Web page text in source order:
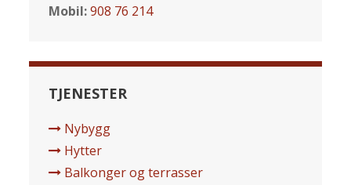
Mobil:908 76 214
TJENESTER
Nybygg
Hytter
Balkonger og terrasser